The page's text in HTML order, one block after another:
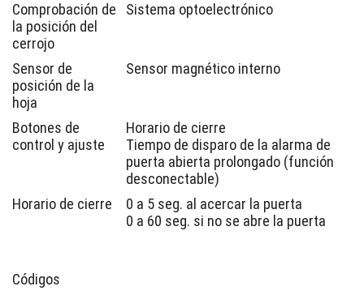
Comprobación de
la posición del
cerrojo
Sistema optoelectrónico
Sensor de
posición de la
hoja
Sensor magnético interno
Botones de
control y ajuste
Horario de cierre
Tiempo de disparo de la alarma de
puerta abierta prolongado (función
desconectable)
Horario de cierre
0 a 5 seg. al acercar la puerta
0 a 60 seg. si no se abre la puerta
Códigos